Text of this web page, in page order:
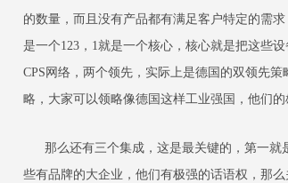
的数量，而且没有产品都有满足客户特定的需
是一个123，1就是一个核心，核心就是把这些
CPS网络，两个领先，实际上是德国的双领先
略，大家可以领略像德国这样工业强国，他们的
那么还有三个集成，这是最关键的，第一就
些有品牌的大企业，他们有极强的话语权，那